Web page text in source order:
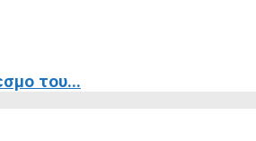
του...